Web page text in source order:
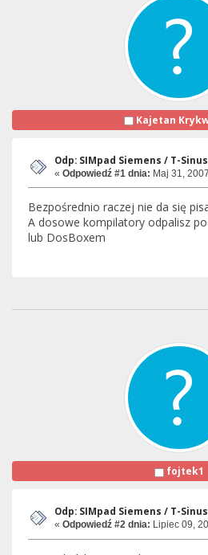
Kajetan
Odp: SIMpad Siemens / T-
« Odpowiedź #1 dnia: Maj 31,
Bezpośrednio raczej nie da się
A dosowe kompilatory odpalisz
lub DosBoxem
fojtek1
Odp: SIMpad Siemens / T-
« Odpowiedź #2 dnia: Lipiec 09,